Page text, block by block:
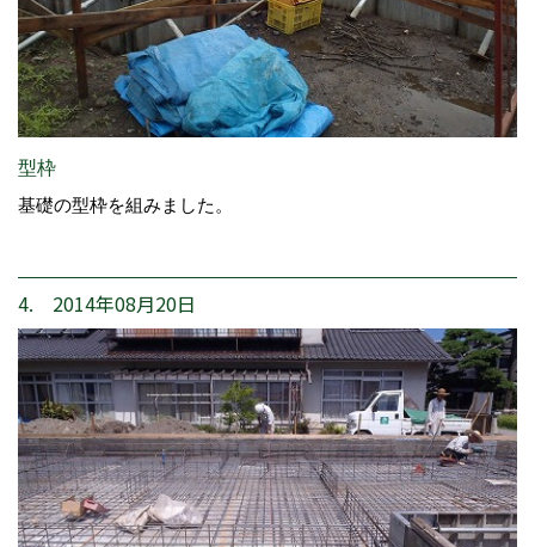
型枠
基礎の型枠を組みました。
4. 2014年08月20日